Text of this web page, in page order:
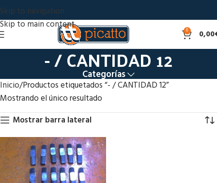
Skip to navigation
Skip to main content
0 0,00
- / CANTIDAD 12
Categorías
Inicio Productos etiquetados “- / CANTIDAD 12”
Mostrando el único resultado
Mostrar barra lateral